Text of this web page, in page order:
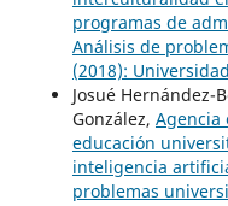
programas de
Análisis de
(2018):
Josué Hernández-
González, Agencia
educación
inteligencia
problemas